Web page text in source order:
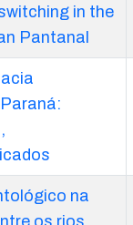
in the
Pantanal
na